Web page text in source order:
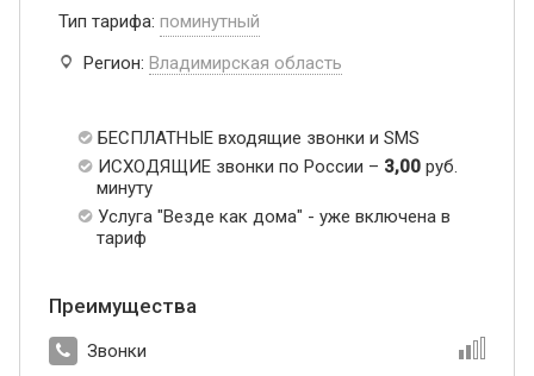
Тип тарифа: поминутный
Регион: Владимирская область
БЕСПЛАТНЫЕ входящие звонки и SMS
ИСХОДЯЩИЕ звонки по России – 3,00 руб.
минуту
Услуга "Везде как дома" - уже включена в
тариф
Преимущества
Звонки